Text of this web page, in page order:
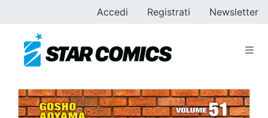
Accedi Registrati Newsletter